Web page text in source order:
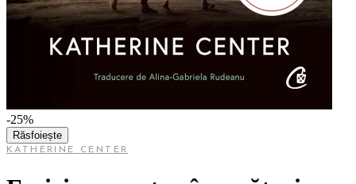
-25%
Răsfoiește
KATHERINE CENTER